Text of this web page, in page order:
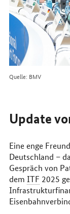
Quelle: BMV
Update
Eine enge
Deutschland –
Gespräch von
dem ITF 2025